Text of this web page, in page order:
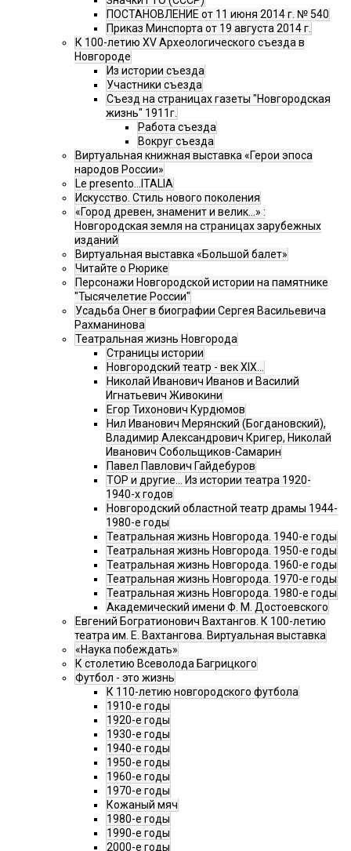
ПОСТАНОВЛЕНИЕ от 11 июня 2014 г. № 540
Приказ Минспорта от 19 августа 2014 г.
К 100-летию XV Археологического съезда в
Новгороде
Из истории съезда
Участники съезда
Cъезд на страницах газеты "Новгородская
жизнь" 1911г.
Работа съезда
Вокруг съезда
Виртуальная книжная выставка «Герои эпоса
народов России»
Le presento...ITALIA
Искусство. Стиль нового поколения
«Город древен, знаменит и велик…» :
Новгородская земля на страницах зарубежных
изданий
Виртуальная выставка «Большой балет»
Читайте о Рюрике
Персонажи Новгородской истории на памятнике
"Тысячелетие России"
Усадьба Онег в биографии Сергея Васильевича
Рахманинова
Театральная жизнь Новгорода
Страницы истории
Новгородский театр - век XIX…
Николай Иванович Иванов и Василий
Игнатьевич Живокини
Егор Тихонович Курдюмов
Нил Иванович Мерянский (Богдановский),
Владимир Александрович Кригер, Николай
Иванович Собольщиков-Самарин
Павел Павлович Гайдебуров
ТОР и другие… Из истории театра 1920-
1940-х годов
Новгородский областной театр драмы 1944-
1980-е годы
Театральная жизнь Новгорода. 1940-е годы
Театральная жизнь Новгорода. 1950-е годы
Театральная жизнь Новгорода. 1960-е годы
Театральная жизнь Новгорода. 1970-е годы
Театральная жизнь Новгорода. 1980-е годы
Академический имени Ф. М. Достоевского
Евгений Богратионович Вахтангов. К 100-летию
театра им. Е. Вахтангова. Виртуальная выставка
«Наука побеждать»
К столетию Всеволода Багрицкого
Футбол - это жизнь
К 110-летию новгородского футбола
1910-е годы
1920-е годы
1930-е годы
1940-е годы
1950-е годы
1960-е годы
1970-е годы
Кожаный мяч
1980-е годы
1990-е годы
2000-е годы